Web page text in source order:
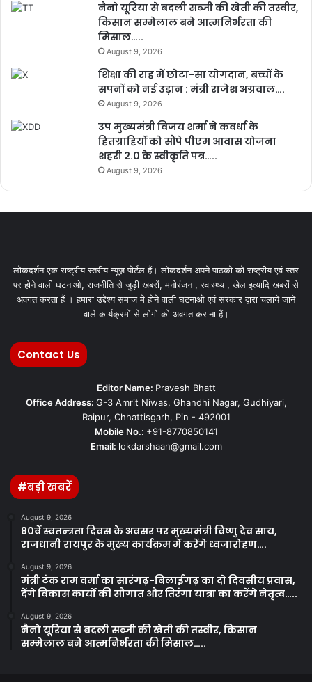
नैनो यूरिया से बदली सब्जी की खेती की तस्वीर,
किसान सम्मेलाल बने आत्मनिर्भरता की
मिसाल…..
August 9, 2026
शिक्षा की राह में छोटा-सा योगदान, बच्चों के
सपनों को नई उड़ान : मंत्री राजेश अग्रवाल….
August 9, 2026
उप मुख्यमंत्री विजय शर्मा ने कवर्धा के
हितग्राहियों को सौंपे पीएम आवास योजना
शहरी 2.0 के स्वीकृति पत्र…..
August 9, 2026
लोकदर्शन एक राष्ट्रीय स्तरीय न्यूज़ पोर्टल हैं। लोकदर्शन अपने पाठको को राष्ट्रीय एवं स्तर
पर होने वाली घटनाओ, राजनीति से जुड़ी खबरों, मनोरंजन , स्वास्थ्य , खेल इत्यादि खबरों से
अवगत करता हैं । हमारा उद्देश्य समाज मे होने वाली घटनाओ एवं सरकार द्वारा चलाये जाने
वाले कार्यक्रमों से लोगो को अवगत कराना हैं।
Contact Us
Editor Name: Pravesh Bhatt
Office Address: G-3 Amrit Niwas, Ghandhi Nagar, Gudhiyari,
Raipur, Chhattisgarh, Pin - 492001
Mobile No.: +91-8770850141
Email: lokdarshaan@gmail.com
#बड़ी खबरें
August 9, 2026
80वें स्वतन्त्रता दिवस के अवसर पर मुख्यमंत्री विष्णु देव साय,
राजधानी रायपुर के मुख्य कार्यक्रम में करेंगे ध्वजारोहण….
August 9, 2026
मंत्री टंक राम वर्मा का सारंगढ़-बिलाईगढ़ का दो दिवसीय प्रवास,
देंगे विकास कार्यों की सौगात और तिरंगा यात्रा का करेंगे नेतृत्व…..
August 9, 2026
नैनो यूरिया से बदली सब्जी की खेती की तस्वीर, किसान
सम्मेलाल बने आत्मनिर्भरता की मिसाल…..